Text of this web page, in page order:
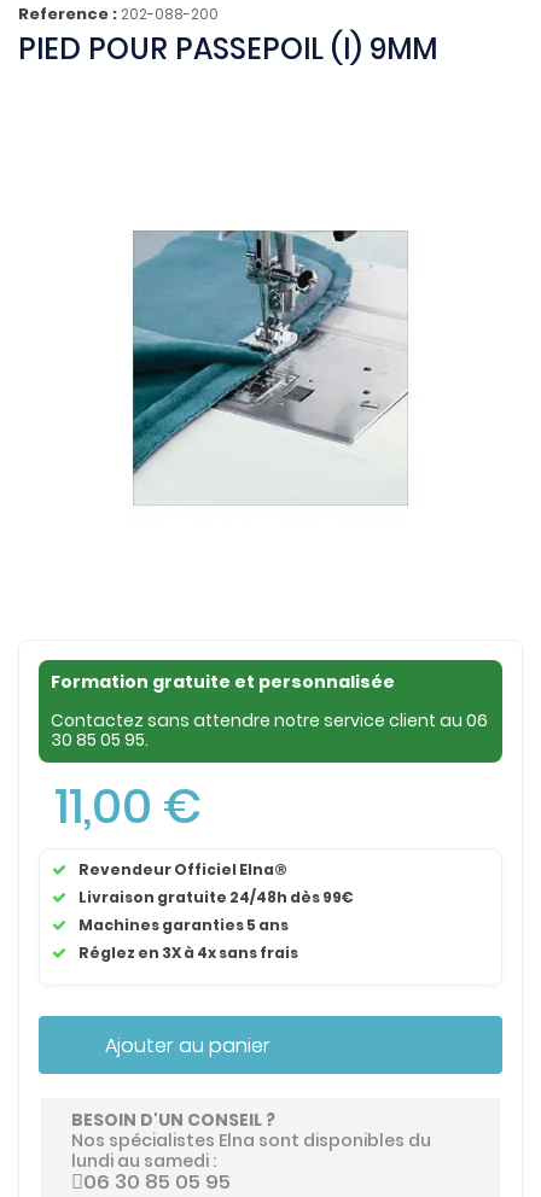
Reference : 202-088-200
PIED POUR PASSEPOIL (I) 9MM
Formation gratuite et personnalisée
Contactez sans attendre notre service client au 06
30 85 05 95.
11,00 €
Revendeur Officiel Elna®
Livraison gratuite 24/48h dès 99€
Machines garanties 5 ans
Réglez en 3X à 4x sans frais
Ajouter au panier
BESOIN D'UN CONSEIL ?
Nos spécialistes Elna sont disponibles du
lundi au samedi :
06 30 85 05 95